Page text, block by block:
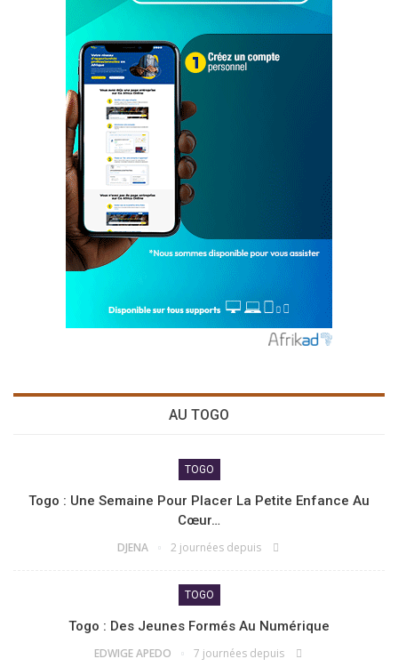
AU TOGO
TOGO
Togo : Une Semaine Pour Placer La Petite Enfance Au
Cœur…
DJENA 2 journées depuis
TOGO
Togo : Des Jeunes Formés Au Numérique
EDWIGE APEDO 7 journées depuis